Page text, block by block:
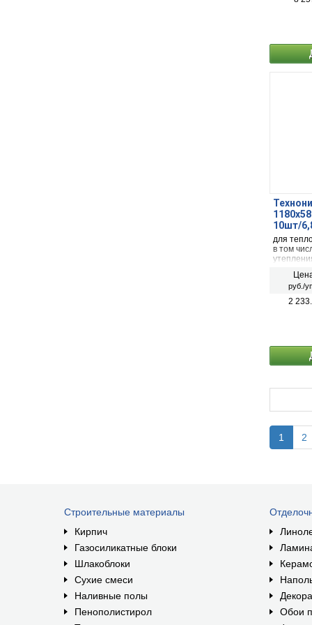
10шт/
для
в том
руб./
2
1 2
Строительные материалы
Кирпич
Газосиликатные блоки
Шлакоблоки
Сухие смеси
Наливные полы
Пенополистирол
Обои